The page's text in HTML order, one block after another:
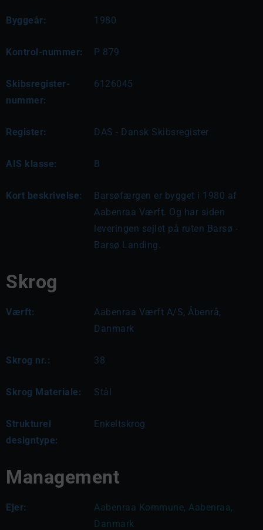
Byggeår: 1980
Kontrol-nummer: P 879
Skibsregister-
nummer:
6126045
Register: DAS - Dansk Skibsregister
AIS klasse: B
Kort beskrivelse:
Barsøfærgen er bygget i 1980 af
Aabenraa Værft. Og har siden
leveringen sejlet på ruten Barsø -
Barsø Landing.
Skrog
Værft:
Aabenraa Værft A/S, Åbenrå,
Danmark
Skrog nr.: 38
Skrog Materiale: Stål
Strukturel
designtype:
Enkeltskrog
Management
Ejer:
Aabenraa Kommune, Aabenraa,
Danmark